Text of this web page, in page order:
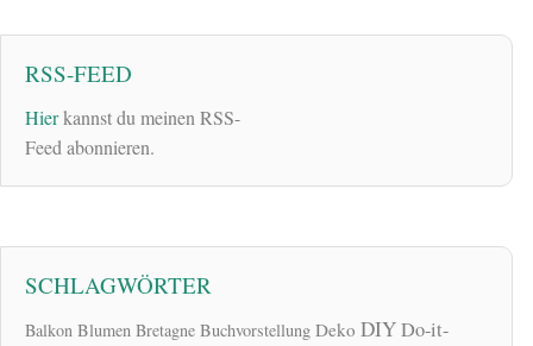
RSS-FEED
Hierkannst du meinen RSS-
Feed abonnieren.
SCHLAGWÖRTER
Balkon Blumen Bretagne Buchvorstellung Deko DIYDo-it-